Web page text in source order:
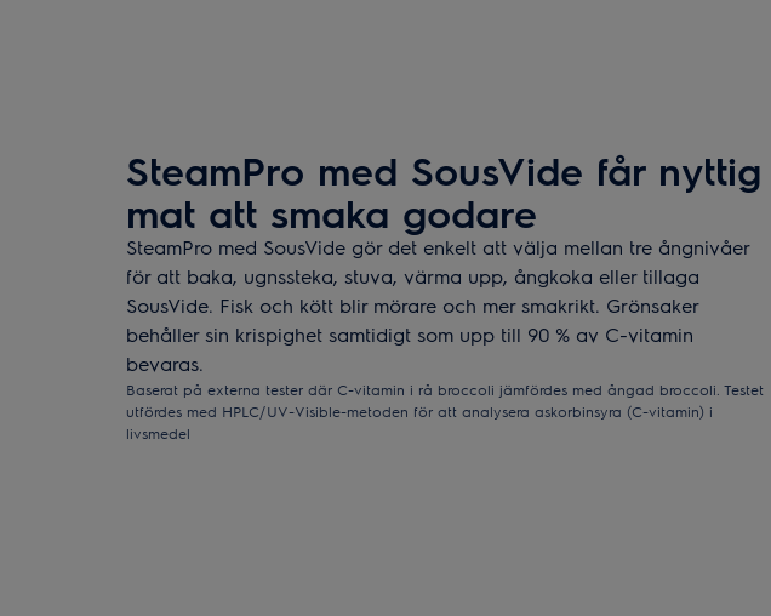
SteamPro med SousVide får nyttig
mat att smaka godare
SteamPro med SousVide gör det enkelt att välja mellan tre ångnivåer
för att baka, ugnssteka, stuva, värma upp, ångkoka eller tillaga
SousVide. Fisk och kött blir mörare och mer smakrikt. Grönsaker
behåller sin krispighet samtidigt som upp till 90 % av C-vitamin
bevaras.
Baserat på externa tester där C-vitamin i rå broccoli jämfördes med ångad broccoli. Testet
utfördes med HPLC/UV-Visible-metoden för att analysera askorbinsyra (C-vitamin) i
livsmedel